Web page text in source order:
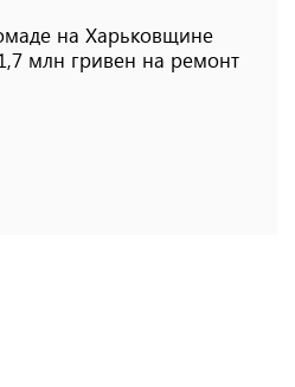
на Харьковщине
млн ​​гривен на ремонт